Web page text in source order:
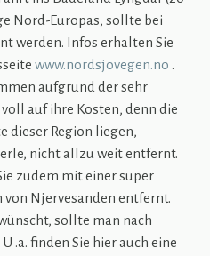
Nord-Europas, sollte bei
werden. Infos erhalten Sie
www.nordsjovegen.no .
aufgrund der sehr
auf ihre Kosten, denn die
dieser Region liegen,
nicht allzu weit entfernt.
zudem mit einer super
von Njervesanden entfernt.
sollte man nach
.a. finden Sie hier auch eine